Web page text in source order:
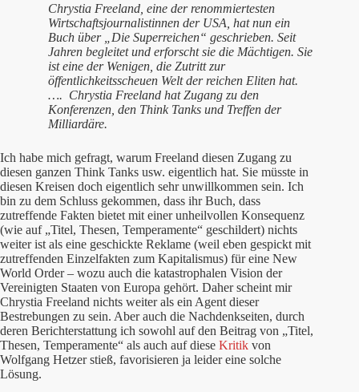
Chrystia Freeland, eine der renommiertesten
Wirtschaftsjournalistinnen der USA, hat nun ein
Buch über „Die Superreichen“ geschrieben. Seit
Jahren begleitet und erforscht sie die Mächtigen. Sie
ist eine der Wenigen, die Zutritt zur
öffentlichkeitsscheuen Welt der reichen Eliten hat.
…. Chrystia Freeland hat Zugang zu den
Konferenzen, den Think Tanks und Treffen der
Milliardäre.
Ich habe mich gefragt, warum Freeland diesen Zugang zu
diesen ganzen Think Tanks usw. eigentlich hat. Sie müsste in
diesen Kreisen doch eigentlich sehr unwillkommen sein. Ich
bin zu dem Schluss gekommen, dass ihr Buch, dass
zutreffende Fakten bietet mit einer unheilvollen Konsequenz
(wie auf „Titel, Thesen, Temperamente“ geschildert) nichts
weiter ist als eine geschickte Reklame (weil eben gespickt mit
zutreffenden Einzelfakten zum Kapitalismus) für eine New
World Order – wozu auch die katastrophalen Vision der
Vereinigten Staaten von Europa gehört. Daher scheint mir
Chrystia Freeland nichts weiter als ein Agent dieser
Bestrebungen zu sein. Aber auch die Nachdenkseiten, durch
deren Berichterstattung ich sowohl auf den Beitrag von „Titel,
Thesen, Temperamente“ als auch auf diese Kritik von
Wolfgang Hetzer stieß, favorisieren ja leider eine solche
Lösung.